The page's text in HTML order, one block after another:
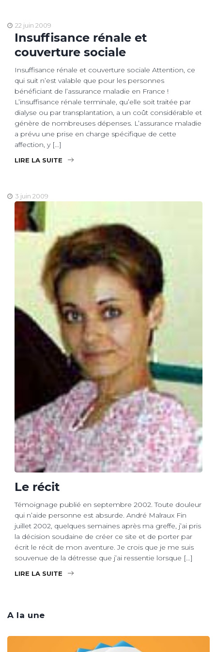
22 juin 2009
Insuffisance rénale et
couverture sociale
Insuffisance rénale et couverture sociale Attention, ce
qui suit n’est valable que pour les personnes
bénéficiant de l’assurance maladie en France !
L’insuffisance rénale terminale, qu’elle soit traitée par
dialyse ou par transplantation, a un coût considérable et
génère de nombreuses dépenses. L’assurance maladie
a prévu une prise en charge spécifique de cette
affection, y […]
LIRE LA SUITE
3 juin 2009
Le récit
Témoignage publié en septembre 2002. Toute douleur
qui n’aide personne est absurde. André Malraux Fin
juillet 2002, quelques semaines après ma greffe, j’ai pris
la décision soudaine de créer ce site et de porter par
écrit le récit de mon aventure. Je crois que je me suis
souvenue de la détresse que j’ai ressentie lorsque […]
LIRE LA SUITE
A la une